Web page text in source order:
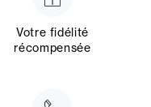
Votre fidélité
récompensée